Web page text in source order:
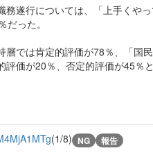
務遂行については、「上手くや
った。
では肯定的評価が78％、「国
価が20％、否定的評価が45％と
(1/8) NG 報告